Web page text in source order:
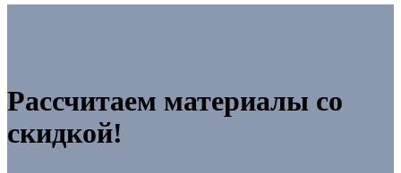
Рассчитаем материалы со
скидкой!